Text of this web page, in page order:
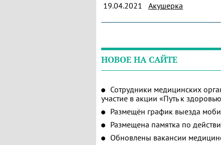
19.04.2021 Акушерка
НОВОЕ НА САЙТЕ
Сотрудники медицинских
участие в акции «Путь к
Размещён график выезда
Размещена памятка по
Обновлены вакансии